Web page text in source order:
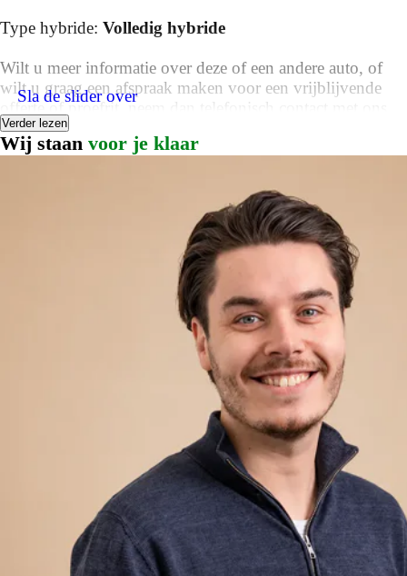
Type hybride: Volledig hybride
Wilt u meer informatie over deze of een andere auto, of
wilt u graag een afspraak maken voor een vrijblijvende
offerte of proefrit, neem dan telefonisch contact met ons
op via het hiernaast vermelde telefoonnummer, of doe een
aanvraag via het aanvraagformulier op deze pagina.
Inruilen van uw huidige auto is uiteraard bespreekbaar en
het is mogelijk om de auto tegen gunstige voorwaarden in
Wij bieden u de mogelijkheid om de auto te verzekeren
waarbij u profiteert van een zeer gunstig tarief met daarbij
vele voordelen, zoals géén eigen risico, zelfs niet bij
ruitschade, en 3 jaar langs aanschafwaardedekking! Vraag
hiervoor naar de voorwaarden.
Bij onderhoud of reparatie staat er bij Autogroep Twente
altijd direct een gratis leenauto ter beschikking.
Wijzigingen, zet- en typefouten voorbehouden. Getoonde
afbeeldingen zijn ter indicatie en kunnen afwijken van de
werkelijkheid! Vraag de verkoper naar de juiste
Wilt u meer informatie over deze of een andere auto, of
wilt u graag een afspraak maken voor een vrijblijvende
Verder lezen
Wij staan voor je klaar
Sla de slider over